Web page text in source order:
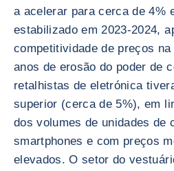
a acelerar para cerca de 4%
estabilizado em 2023-2024,
competitividade de preços
anos de erosão do poder de
retalhistas de eletrónica
superior (cerca de 5%), em
dos volumes de unidades de
smartphones e com preços
elevados. O setor do